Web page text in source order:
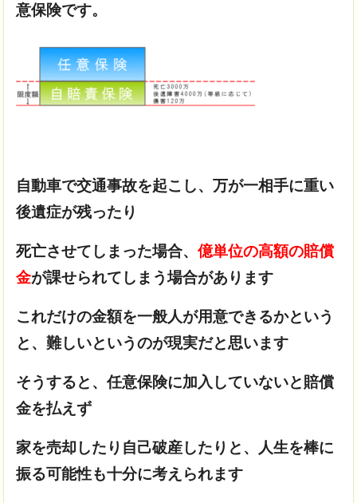
意保険です。
自動車で交通事故を起こし、万が一相手に重い
後遺症が残ったり
死亡させてしまった場合、億単位の高額の賠償
金が課せられてしまう場合があります
これだけの金額を一般人が用意できるかという
と、難しいというのが現実だと思います
そうすると、任意保険に加入していないと賠償
金を払えず
家を売却したり自己破産したりと、人生を棒に
振る可能性も十分に考えられます